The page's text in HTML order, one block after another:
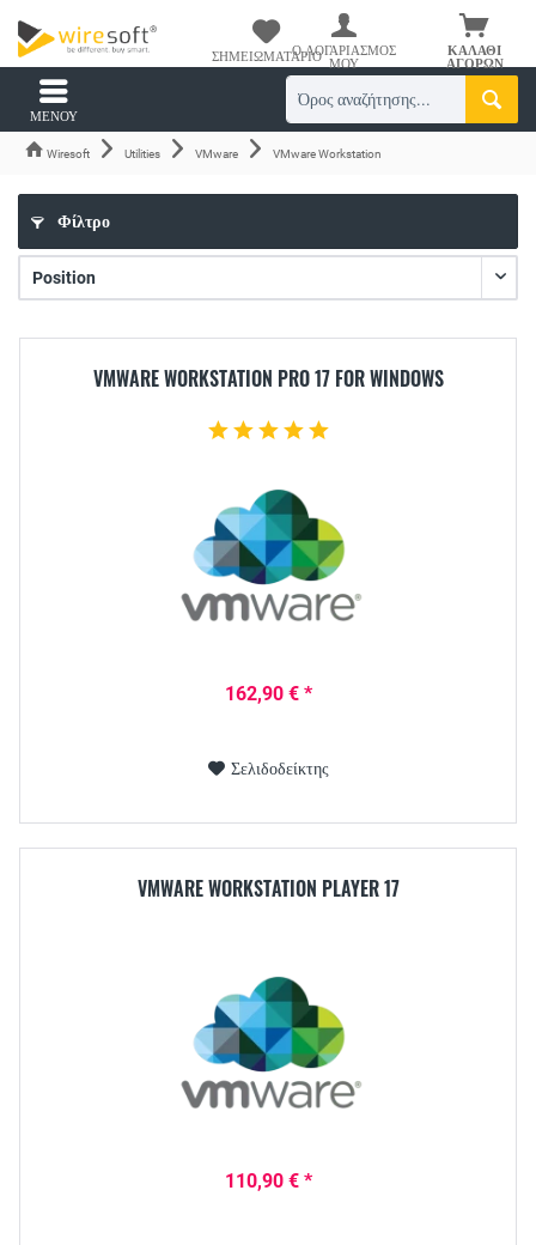
ΚΑΛΆΘΙ
ΑΓΟΡΏΝ
ΣΗΜΕΙΩΜΑΤΆΡΙΟΟ ΛΟΓΑΡΙΑΣΜΌΣ
ΜΟΥ
ΜΕΝΟΎ
Wiresoft Utilities VMware VMware Workstation
Φίλτρο
VMWARE WORKSTATION PRO 17 FOR WINDOWS
162,90 € *
Σελιδοδείκτης
VMWARE WORKSTATION PLAYER 17
110,90 € *